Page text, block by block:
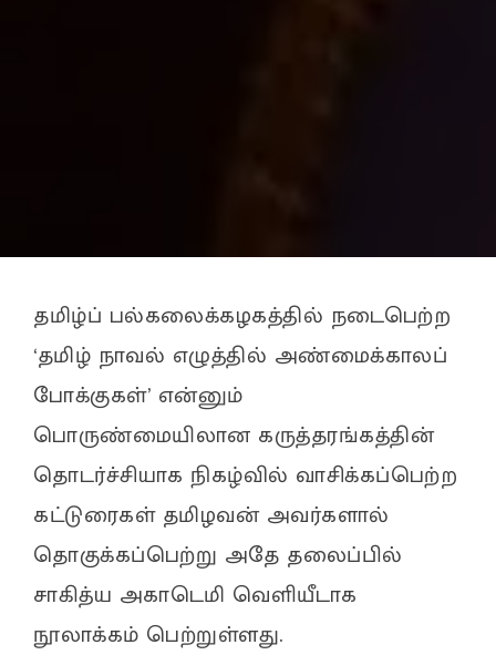
தமிழ்ப் பல்கலைக்கழகத்தில் நடைபெற்ற
‘தமிழ் நாவல் எழுத்தில் அண்மைக்காலப்
போக்குகள்’ என்னும்
பொருண்மையிலான கருத்தரங்கத்தின்
தொடர்ச்சியாக நிகழ்வில் வாசிக்கப்பெற்ற
கட்டுரைகள் தமிழவன் அவர்களால்
தொகுக்கப்பெற்று அதே தலைப்பில்
சாகித்ய அகாடெமி வெளியீடாக
நூலாக்கம் பெற்றுள்ளது.